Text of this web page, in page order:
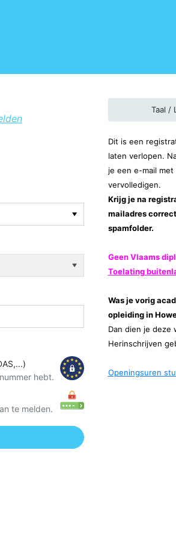
hebt.
te melden.
Taal /
Dit is een
laten verlopen.
je een e-mail
vervolledigen.
Krijg je na
mailadres
spamfolder.
Geen Vlaams
Toelating
Was je vorig
opleiding in
Dan dien je deze
Herinschrijven
Openingsuren